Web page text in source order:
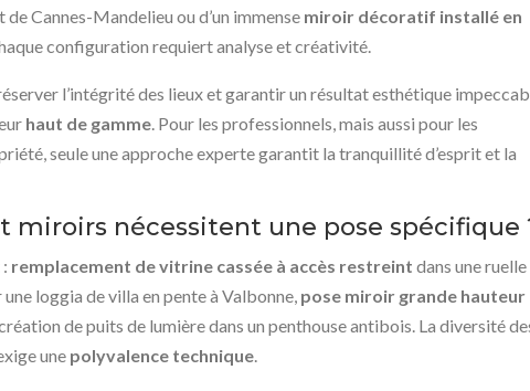
Cannes-Mandelieu ou d’un immense miroir décoratif installé en
configuration requiert analyse et créativité.
l’intégrité des lieux et garantir un résultat esthétique
haut de gamme. Pour les professionnels, mais aussi pour les
seule une approche experte garantit la tranquillité d’esprit et la
miroirs nécessitent une pose spécifique
remplacement de vitrine cassée à accès restreint dans une ruelle
loggia de villa en pente à Valbonne, pose miroir grande hauteur
de puits de lumière dans un penthouse antibois. La diversité
une polyvalence technique.